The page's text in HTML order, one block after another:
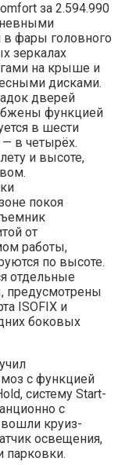
за 2.594.990
фары головного
зеркалах
на крыше и
дисками.
дверей
функцией
в шести
— в четырёх.
и высоте,
покоя
от
работы,
по высоте.
отдельные
предусмотрены
ISOFIX и
боковых
с функцией
систему Start-
с
круиз-
освещения,
парковки.